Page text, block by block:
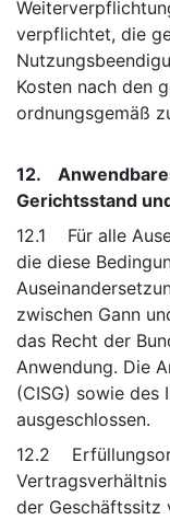
verpflichtet, die
Kosten nach den
ordnungsgemäß
12.
Gerichtsstand
12.1 Für alle
die diese
zwischen Gann
das Recht der
Anwendung. Die
(CISG) sowie des
ausgeschlossen.
12.2
der Geschäftssitz